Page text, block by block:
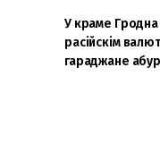
У краме Гродна
расійскім
гараджане